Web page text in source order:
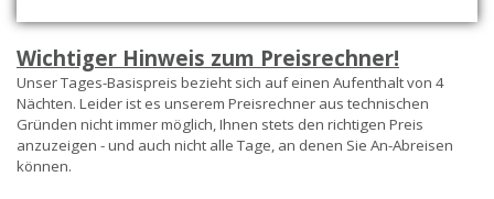
Wichtiger Hinweis zum Preisrechner!
Unser Tages-Basispreis bezieht sich auf einen Aufenthalt von 4
Nächten. Leider ist es unserem Preisrechner aus technischen
Gründen nicht immer möglich, Ihnen stets den richtigen Preis
anzuzeigen - und auch nicht alle Tage, an denen Sie An-Abreisen
können.